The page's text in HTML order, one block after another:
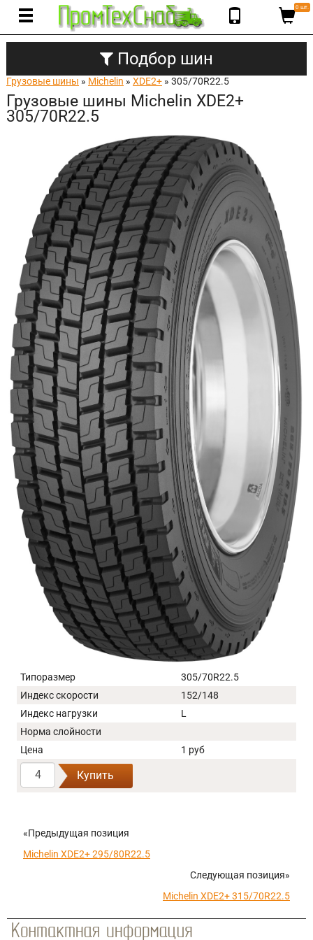
0 шт.
Подбор шин
Грузовые шины » Michelin » XDE2+ » 305/70R22.5
Грузовые шины Michelin XDE2+
305/70R22.5
Типоразмер
305/70R22.5
Индекс скорости
152/148
Индекс нагрузки
L
Норма слойности
Цена
1 руб
Купить
«Предыдущая позиция
Michelin XDE2+ 295/80R22.5
Следующая позиция»
Michelin XDE2+ 315/70R22.5